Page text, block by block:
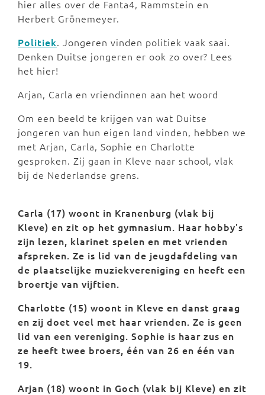
hier alles over de Fanta4, Rammstein en
Herbert Grönemeyer.
Politiek. Jongeren vinden politiek vaak saai.
Denken Duitse jongeren er ook zo over? Lees
het hier!
Arjan, Carla en vriendinnen aan het woord
Om een beeld te krijgen van wat Duitse
jongeren van hun eigen land vinden, hebben we
met Arjan, Carla, Sophie en Charlotte
gesproken. Zij gaan in Kleve naar school, vlak
bij de Nederlandse grens.
Carla (17) woont in Kranenburg (vlak bij
Kleve) en zit op het gymnasium. Haar hobby's
zijn lezen, klarinet spelen en met vrienden
afspreken. Ze is lid van de jeugdafdeling van
de plaatselijke muziekvereniging en heeft een
broertje van vijftien.
Charlotte (15) woont in Kleve en danst graag
en zij doet veel met haar vrienden. Ze is geen
lid van een vereniging. Sophie is haar zus en
ze heeft twee broers, één van 26 en één van
19.
Arjan (18) woont in Goch (vlak bij Kleve) en zit